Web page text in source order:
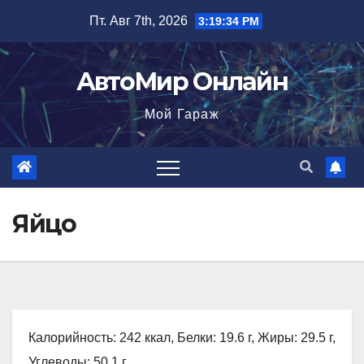
содержимому
Пт. Авг 7th, 2026 3:19:35 PM
АвтоМир Онлайн
Мой Гараж
Яйцо
Калорийность: 242 ккал, Белки: 19.6 г, Жиры: 29.5 г,